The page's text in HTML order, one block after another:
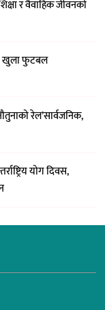
र वैवाहिक जीवनको
खुला फुटबल
रेल’सार्वजनिक,
योग दिवस,